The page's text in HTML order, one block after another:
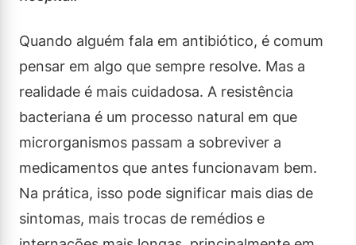
Quando alguém fala em antibiótico, é comum
pensar em algo que sempre resolve. Mas a
realidade é mais cuidadosa. A resistência
bacteriana é um processo natural em que
microrganismos passam a sobreviver a
medicamentos que antes funcionavam bem.
Na prática, isso pode significar mais dias de
sintomas, mais trocas de remédios e